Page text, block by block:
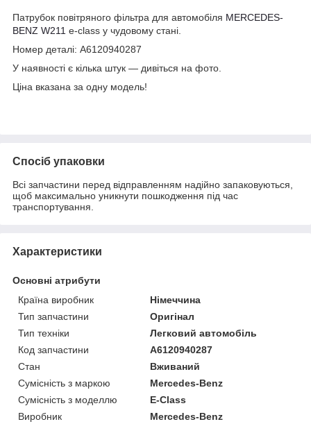
Патрубок повітряного фільтра для автомобіля MERCEDES-
BENZ W211 e-class у чудовому стані.
Номер деталі: A6120940287
У наявності є кілька штук — дивіться на фото.
Ціна вказана за одну модель!
Спосіб упаковки
Всі запчастини перед відправленням надійно запаковуються,
щоб максимально уникнути пошкодження під час
транспортування.
Характеристики
Основні атрибути
Країна виробник
Німеччина
Тип запчастини
Оригінал
Тип техніки
Легковий автомобіль
Код запчастини
A6120940287
Стан
Вживаний
Сумісність з маркою
Mercedes-Benz
Сумісність з моделлю
E-Class
Виробник
Mercedes-Benz